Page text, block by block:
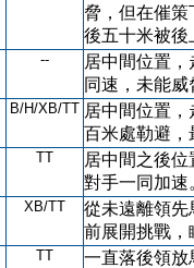
脅，但在催
後五十米被後
--
居中間位置
同速，未能
B/H/XB/TT 居中間位置
百米處勒避，
TT
居中間之後
對手一同加速
XB/TT
從未遠離領先
前展開挑戰，
TT
一直落後領放